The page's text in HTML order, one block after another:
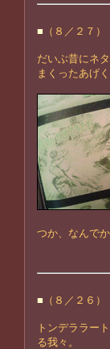
■ （８／２７）
だいぶ昔にネ
まくったあげ
つか、なんで
■ （８／２６）
トンデララー
る我々。